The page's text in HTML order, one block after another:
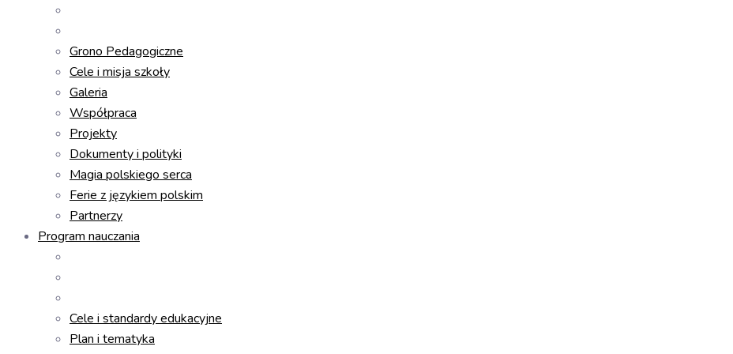
Grono Pedagogiczne
Cele i misja szkoły
Galeria
Współpraca
Projekty
Dokumenty i polityki
Magia polskiego serca
Ferie z językiem polskim
Partnerzy
Program nauczania
Cele i standardy edukacyjne
Plan i tematyka